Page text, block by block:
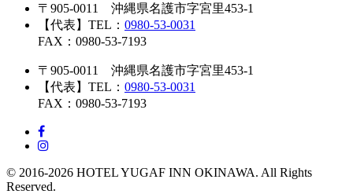
〒905-0011 沖縄県名護市字宮里453-1
【代表】TEL： 0980-53-0031
FAX：0980-53-7193
〒905-0011 沖縄県名護市字宮里453-1
【代表】TEL： 0980-53-0031
FAX：0980-53-7193
© 2016-2026 HOTEL YUGAF INN OKINAWA. All Rights
Reserved.